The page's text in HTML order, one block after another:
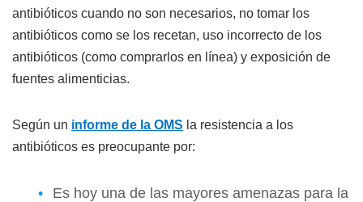
antibióticos cuando no son necesarios, no tomar los
antibióticos como se los recetan, uso incorrecto de los
antibióticos (como comprarlos en línea) y exposición de
fuentes alimenticias.
Según un informe de la OMS la resistencia a los
antibióticos es preocupante por:
Es hoy una de las mayores amenazas para la